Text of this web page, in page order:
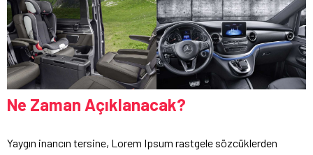
Ne Zaman Açıklanacak?
Yaygın inancın tersine, Lorem Ipsum rastgele sözcüklerden